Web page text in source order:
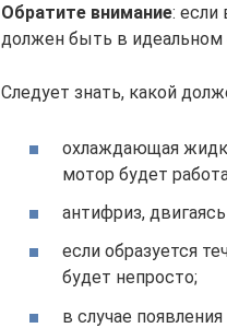
Обратите внимание: если
должен быть в идеальном
Следует знать, какой
охлаждающая
мотор будет
антифриз,
если образуется
будет непросто;
в случае